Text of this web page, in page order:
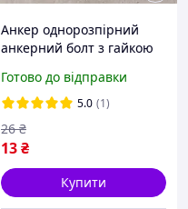
Анкер однорозпірний
анкерний болт з гайкою
сталевий жовтий цинк
Готово до відправки
5.0 (1)
13₴
26 ₴
Купити